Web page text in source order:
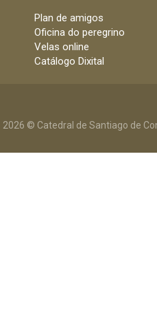
Plan de amigos
Oficina do peregrino
Velas online
Catálogo Dixital
2026 © Catedral de Santiago de